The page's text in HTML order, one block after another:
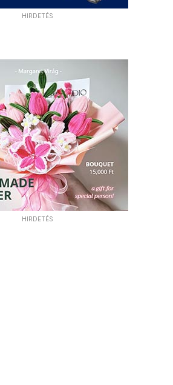
HIRDETÉS
HIRDETÉS